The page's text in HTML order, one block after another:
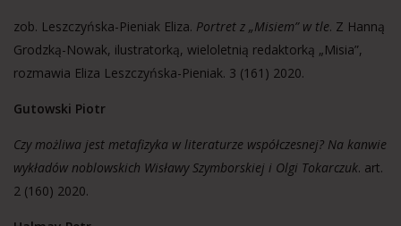
zob. Leszczyńska-Pieniak Eliza. Portret z „Misiem” w tle. Z Hanną
Grodzką-Nowak, ilustratorką, wieloletnią redaktorką „Misia”,
rozmawia Eliza Leszczyńska-Pieniak. 3 (161) 2020.
Gutowski Piotr
Czy możliwa jest metafizyka w literaturze współczesnej? Na kanwie
wykładów noblowskich Wisławy Szymborskiej i Olgi Tokarczuk. art.
2 (160) 2020.